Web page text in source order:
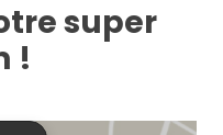
20
super
!